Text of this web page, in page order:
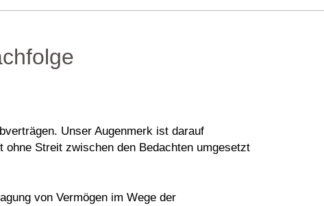
Unser Augenmerk ist darauf
Streit zwischen den Bedachten umgesetzt
von Vermögen im Wege der